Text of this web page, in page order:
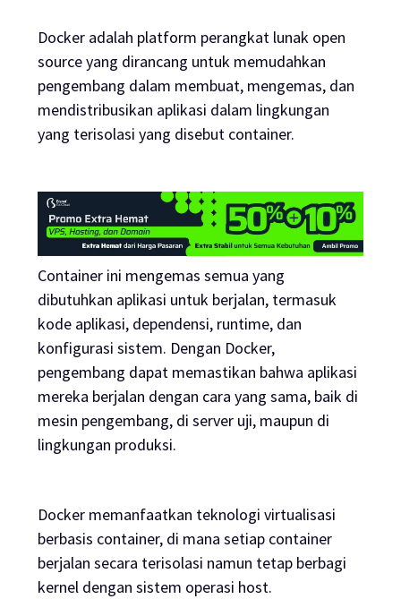
Docker adalah platform perangkat lunak open
source yang dirancang untuk memudahkan
pengembang dalam membuat, mengemas, dan
mendistribusikan aplikasi dalam lingkungan
yang terisolasi yang disebut container.
Container ini mengemas semua yang
dibutuhkan aplikasi untuk berjalan, termasuk
kode aplikasi, dependensi, runtime, dan
konfigurasi sistem. Dengan Docker,
pengembang dapat memastikan bahwa aplikasi
mereka berjalan dengan cara yang sama, baik di
mesin pengembang, di server uji, maupun di
lingkungan produksi.
Docker memanfaatkan teknologi virtualisasi
berbasis container, di mana setiap container
berjalan secara terisolasi namun tetap berbagi
kernel dengan sistem operasi host.